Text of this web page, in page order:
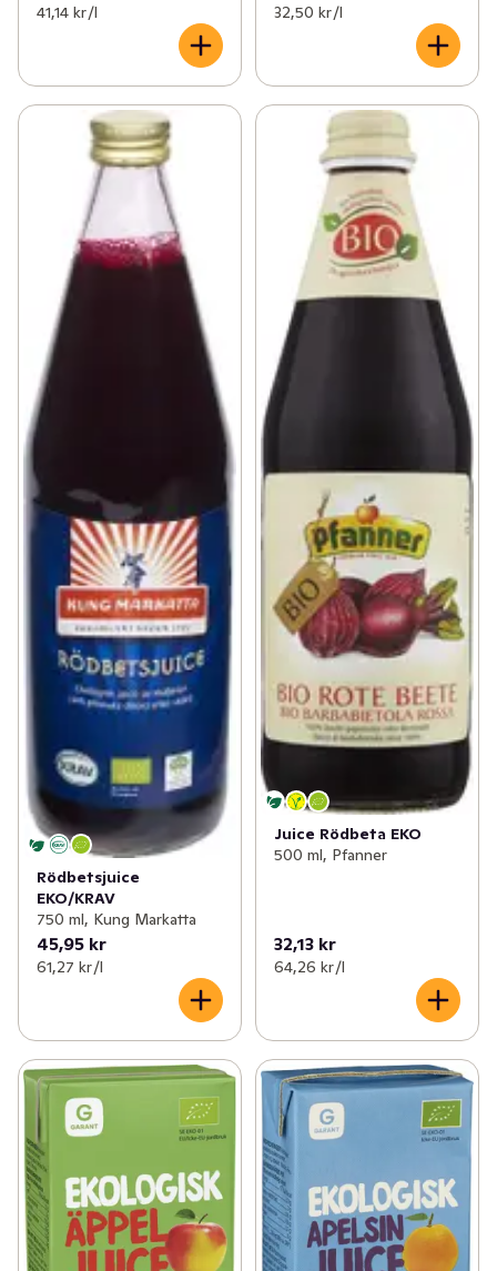
41,14 kr /l 32,50 kr /l
Rödbetsjuice
EKO/KRAV
750 ml, Kung Markatta
45,95 kr
61,27 kr /l
Juice Rödbeta EKO
500 ml, Pfanner
32,13 kr
64,26 kr /l